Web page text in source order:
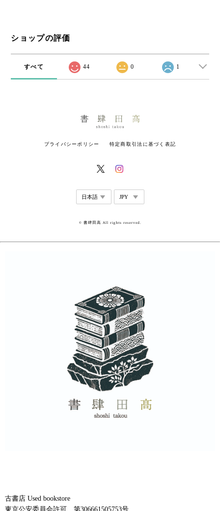
ショップの評価
すべて 44 0 1
プライバシーポリシー 特定商取引法に基づく表記
© 書肆田高 All rights reserved.
古書店 Used bookstore
東京公安委員会許可 第306661505753号